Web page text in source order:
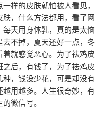
样的皮肤就怕被人看见，
，什么方法都用，看了网
每天用身体乳，真的是太恼
不掉，夏天还好一点，冬
就感觉恶心。为了祛鸡皮
后，有钱了，为了祛鸡皮
，钱没少花，可是却没有
用越多。人生很奇妙，有
微信号。